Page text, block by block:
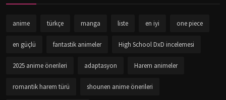
anime türkçe manga liste en iyi one piece
en güçlü fantastik animeler High School DxD incelemesi
2025 anime önerileri adaptasyon Harem animeler
romantik harem türü shounen anime önerileri